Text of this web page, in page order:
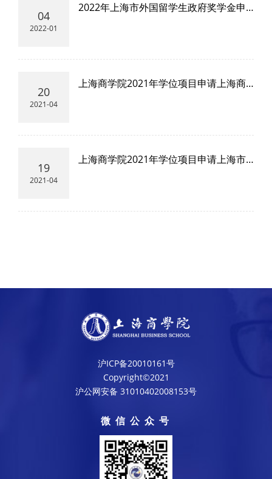
04
2022-01
2022年上海市外国留学生政府奖学金申
20
2021-04
上海商学院2021年学位项目申请上海商
19
2021-04
上海商学院2021年学位项目申请上海市
沪ICP备20010161号
Copyright©2021
沪公网安备 31010402008153号
微信公众号